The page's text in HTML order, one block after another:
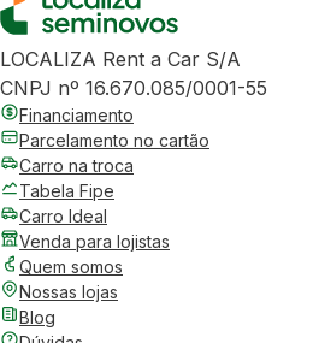
LOCALIZA Rent a Car S/A
CNPJ nº 16.670.085/0001-55
Financiamento
Parcelamento no cartão
Carro na troca
Tabela Fipe
Carro Ideal
Venda para lojistas
Quem somos
Nossas lojas
Blog